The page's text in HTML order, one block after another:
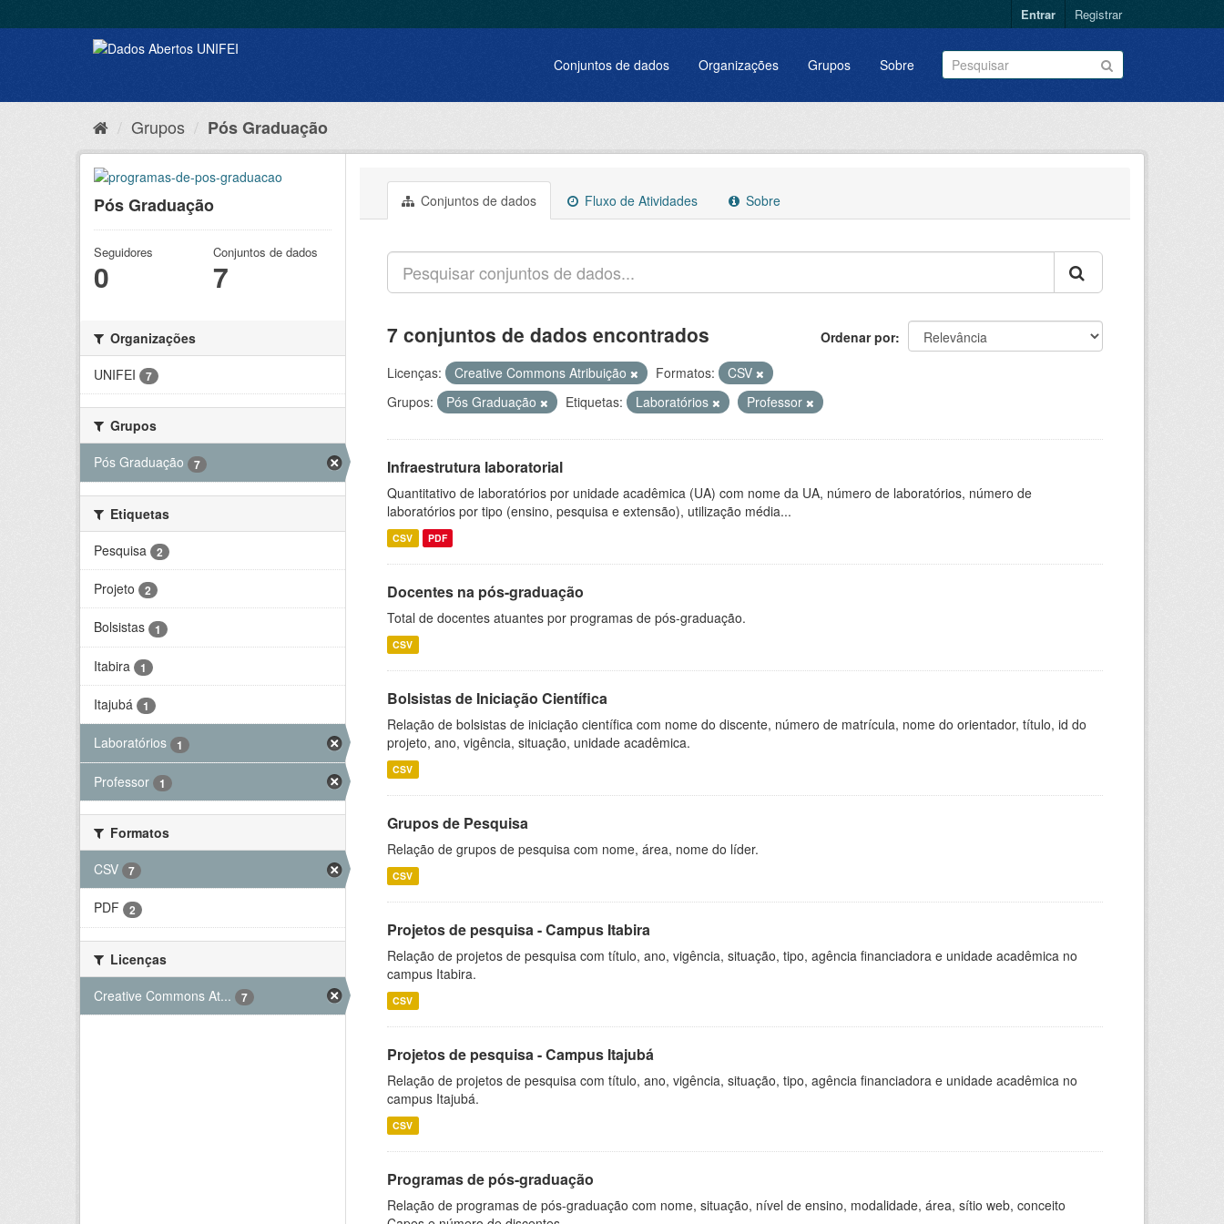
Entrar Registrar
Conjuntos de dados Organizações Grupos Sobre
Grupos Pós Graduação
Pós Graduação
Seguidores
0
Conjuntos de dados
7
Organizações
UNIFEI
7
Grupos
Pós Graduação
7
Etiquetas
Pesquisa
2
Projeto 2
Bolsistas 1
Itabira 1
Itajubá 1
Laboratórios 1
Professor 1
Formatos
CSV
7
PDF 2
Licenças
Creative Commons At...
7
Conjuntos de dados Fluxo de Atividades Sobre
Ordenar por
7 conjuntos de dados encontrados
Licenças: Creative Commons Atribuição Formatos:
CSV
Grupos:
Pós Graduação Etiquetas: Laboratórios Professor
Infraestrutura laboratorial
Quantitativo de laboratórios por unidade acadêmica (UA) com nome da UA, número de laboratórios, número de
laboratórios por tipo (ensino, pesquisa e extensão), utilização média...
CSV PDF
Docentes na pós-graduação
Total de docentes atuantes por programas de pós-graduação.
CSV
Bolsistas de Iniciação Científica
Relação de bolsistas de iniciação científica com nome do discente, número de matrícula, nome do orientador, título, id do
projeto, ano, vigência, situação, unidade acadêmica.
CSV
Grupos de Pesquisa
Relação de grupos de pesquisa com nome, área, nome do líder.
CSV
Projetos de pesquisa - Campus Itabira
Relação de projetos de pesquisa com título, ano, vigência, situação, tipo, agência financiadora e unidade acadêmica no
campus Itabira.
CSV
Projetos de pesquisa - Campus Itajubá
Relação de projetos de pesquisa com título, ano, vigência, situação, tipo, agência financiadora e unidade acadêmica no
campus Itajubá.
CSV
Programas de pós-graduação
Relação de programas de pós-graduação com nome, situação, nível de ensino, modalidade, área, sítio web, conceito